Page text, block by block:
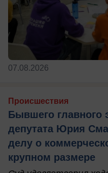
07.08.2026
Происшествия
Бывшего главного
депутата Юрия
делу о
крупном размере